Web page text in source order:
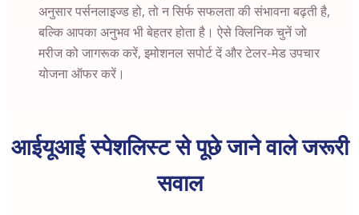
अनुसार पर्सनलाइज्ड हो, तो न सिर्फ सफलता की संभावना बढ़ती है,
बल्कि आपका अनुभव भी बेहतर होता है। ऐसे क्लिनिक चुनें जो
मरीज को जागरूक करें, इमोशनल सपोर्ट दें और टेलर-मेड उपचार
योजना ऑफर करें।
आईयूआई स्पेशलिस्ट से पूछे जाने वाले जरूरी
सवाल